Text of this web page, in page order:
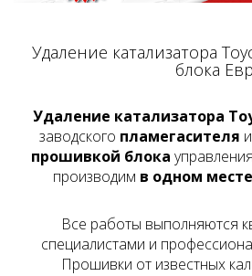
Удаление катализатора
блока
Удаление катализатора
заводского пламегасителя
прошивкой блока управления
производим в одном месте
Все работы выполняются
специалистами и
Прошивки от известных